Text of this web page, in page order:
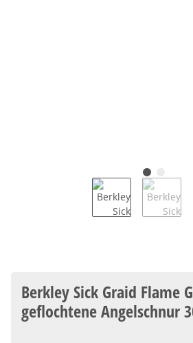
Berkley Sick Graid Flame
geflochtene Angelschnur